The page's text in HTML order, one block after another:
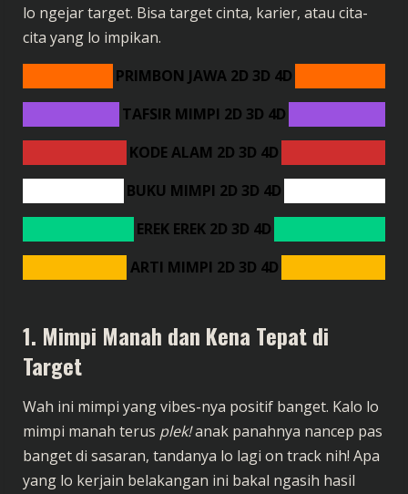
lo ngejar target. Bisa target cinta, karier, atau cita-
cita yang lo impikan.
PRIMBON JAWA 2D 3D 4D
TAFSIR MIMPI 2D 3D 4D
KODE ALAM 2D 3D 4D
BUKU MIMPI 2D 3D 4D
EREK EREK 2D 3D 4D
ARTI MIMPI 2D 3D 4D
1. Mimpi Manah dan Kena Tepat di
Target
Wah ini mimpi yang vibes-nya positif banget. Kalo lo
mimpi manah terus plek!anak panahnya nancep pas
banget di sasaran, tandanya lo lagi on track nih! Apa
yang lo kerjain belakangan ini bakal ngasih hasil